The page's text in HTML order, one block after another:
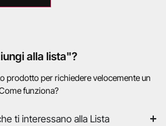
alla lista"?
prodotto per richiedere velocemente un
funziona?
ti interessano alla Lista